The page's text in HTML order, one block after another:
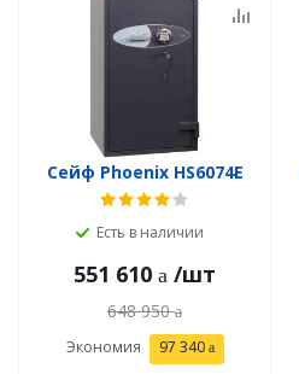
Сейф Phoenix HS6074E
Есть в наличии
551 610 /шт
648 950
Экономия 97 340